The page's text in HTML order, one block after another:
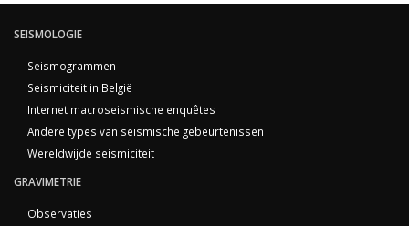
SEISMOLOGIE
Seismogrammen
Seismiciteit in België
Internet macroseismische enquêtes
Andere types van seismische gebeurtenissen
Wereldwijde seismiciteit
GRAVIMETRIE
Observaties